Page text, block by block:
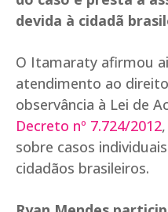
devida à cidadã
O Itamaraty afirmou
atendimento ao
observância à Lei de
Decreto nº 7.724/2012
sobre casos
cidadãos brasileiros.